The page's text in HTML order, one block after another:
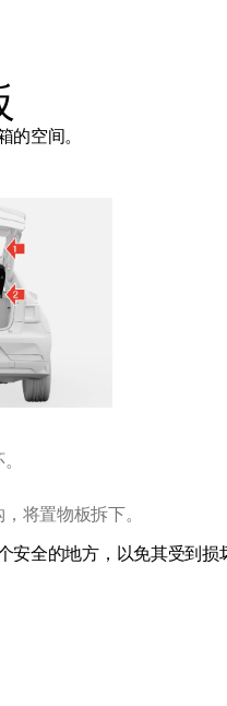
的空间。
将置物板拆下。
安全的地方，以免其受到损